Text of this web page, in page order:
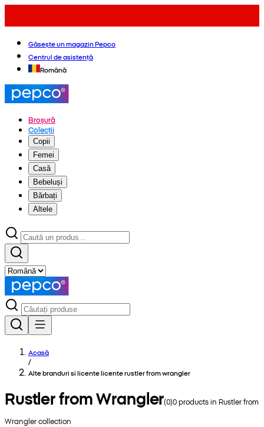
Găsește un magazin Pepco
Centrul de asistență
Română
Broșură
Colecții
Copii
Femei
Casă
Bebeluși
Bărbați
Altele
Acasă
/
Alte branduri si licente licente rustler from wrangler
Rustler from Wrangler(0)0products in Rustler from
Wranglercollection